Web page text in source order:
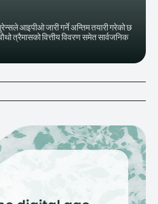
आइपीओ जारी गर्ने अन्तिम तयारी गरेको छ
त्रैमासको वित्तीय विवरण समेत सार्वजनिक